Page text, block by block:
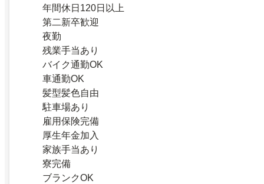
年間休日120日以上
第二新卒歓迎
夜勤
残業手当あり
バイク通勤OK
車通勤OK
髪型髪色自由
駐車場あり
雇用保険完備
厚生年金加入
家族手当あり
寮完備
ブランクOK